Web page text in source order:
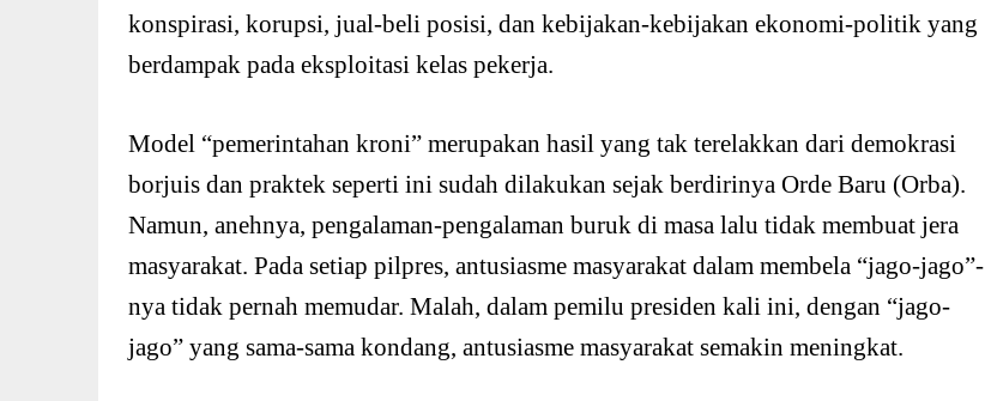
konspirasi, korupsi, jual-beli posisi, dan kebijakan-kebijakan ekonomi-politik yang
berdampak pada eksploitasi kelas pekerja.
Model “pemerintahan kroni” merupakan hasil yang tak terelakkan dari demokrasi
borjuis dan praktek seperti ini sudah dilakukan sejak berdirinya Orde Baru (Orba).
Namun, anehnya, pengalaman-pengalaman buruk di masa lalu tidak membuat jera
masyarakat. Pada setiap pilpres, antusiasme masyarakat dalam membela “jago-jago”-
nya tidak pernah memudar. Malah, dalam pemilu presiden kali ini, dengan “jago-
jago” yang sama-sama kondang, antusiasme masyarakat semakin meningkat.